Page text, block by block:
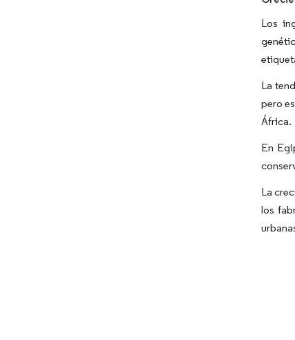
Los
La
pero
África.
En
La
los